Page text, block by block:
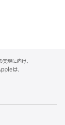
現に向け、
は、